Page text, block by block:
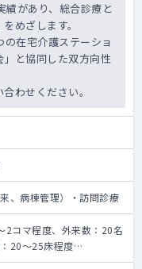
績があり、総合診療と
めざします。
在宅介護ステーショ
と協同した双方向性
わせください。
、病棟管理）・訪問診療
2コマ程度、外来数：20名
20～25床程度